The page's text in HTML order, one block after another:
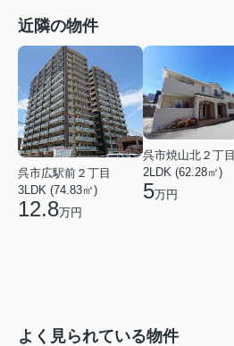
近隣の物件
呉市広駅前２丁目
3LDK (74.83㎡)
12.8万円
呉市焼山北２丁目
2LDK (62.28㎡)
5万円
よく見られている物件